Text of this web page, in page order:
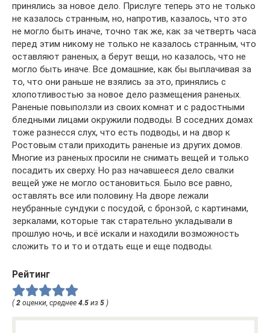
принялись за новое дело. Прислуге теперь это не только
не казалось странным, но, напротив, казалось, что это
не могло быть иначе, точно так же, как за четверть часа
перед этим никому не только не казалось странным, что
оставляют раненых, а берут вещи, но казалось, что не
могло быть иначе. Все домашние, как бы выплачивая за
то, что они раньше не взялись за это, принялись с
хлопотливостью за новое дело размещения раненых.
Раненые повыползли из своих комнат и с радостными
бледными лицами окружили подводы. В соседних домах
тоже разнесся слух, что есть подводы, и на двор к
Ростовым стали приходить раненые из других домов.
Многие из раненых просили не снимать вещей и только
посадить их сверху. Но раз начавшееся дело свалки
вещей уже не могло остановиться. Было все равно,
оставлять все или половину. На дворе лежали
неубранные сундуки с посудой, с бронзой, с картинами,
зеркалами, которые так старательно укладывали в
прошлую ночь, и всё искали и находили возможность
сложить то и то и отдать еще и еще подводы.
Рейтинг
( 2 оценки, среднее 4.5 из 5 )